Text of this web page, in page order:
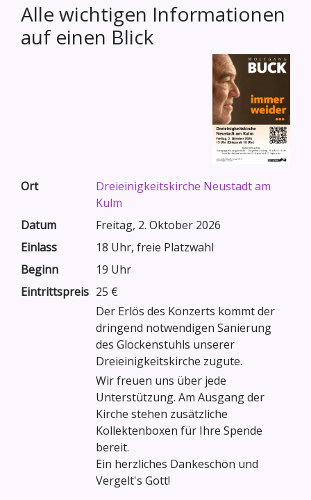
Alle wichtigen Informationen
auf einen Blick
Ort
Dreieinigkeitskirche Neustadt am
Kulm
Datum
Freitag, 2. Oktober 2026
Einlass
18 Uhr, freie Platzwahl
Beginn
19 Uhr
Eintrittspreis 25 €
Der Erlös des Konzerts kommt der
dringend notwendigen Sanierung
des Glockenstuhls unserer
Dreieinigkeitskirche zugute.
Wir freuen uns über jede
Unterstützung. Am Ausgang der
Kirche stehen zusätzliche
Kollektenboxen für Ihre Spende
bereit.
Ein herzliches Dankeschön und
Vergelt's Gott!